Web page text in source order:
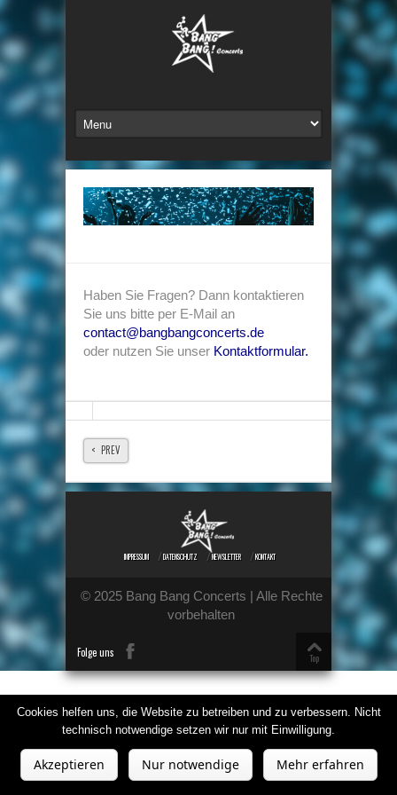
Haben Sie Fragen? Dann kontaktieren
Sie uns bitte per E-Mail an
contact@bangbangconcerts.de
oder nutzen Sie unser Kontaktformular.
< PREV
IMPRESSUM DATENSCHUTZ NEWSLETTER KONTAKT
© 2025 Bang Bang Concerts | Alle Rechte
vorbehalten
Top
Folge uns
Cookies helfen uns, die Website zu betreiben und zu verbessern. Nicht
technisch notwendige setzen wir nur mit Einwilligung.
Akzeptieren Nur notwendige Mehr erfahren